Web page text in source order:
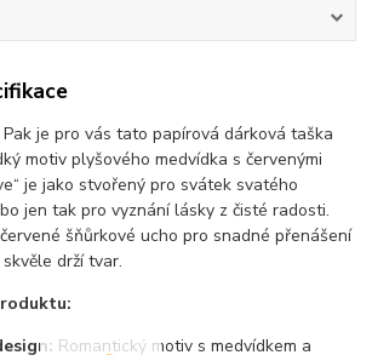
je pro vás tato papírová dárková taška
motiv plyšového medvídka s červenými
je jako stvořený pro svátek svatého
jen tak pro vyznání lásky z čisté radosti.
šňůrkové ucho pro snadné přenášení
drží tvar.
Romantický motiv s medvídkem a